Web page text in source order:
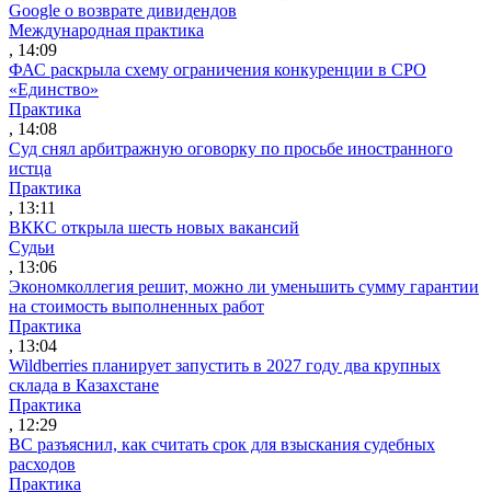
Google о возврате дивидендов
Международная практика
, 14:09
ФАС раскрыла схему ограничения конкуренции в СРО
«Единство»
Практика
, 14:08
Суд снял арбитражную оговорку по просьбе иностранного
истца
Практика
, 13:11
ВККС открыла шесть новых вакансий
Судьи
, 13:06
Экономколлегия решит, можно ли уменьшить сумму гарантии
на стоимость выполненных работ
Практика
, 13:04
Wildberries планирует запустить в 2027 году два крупных
склада в Казахстане
Практика
, 12:29
ВС разъяснил, как считать срок для взыскания судебных
расходов
Практика